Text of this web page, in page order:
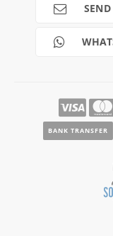
BANK TRANSFER